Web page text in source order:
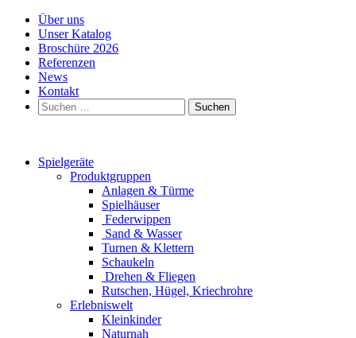
Über uns
Unser Katalog
Broschüre 2026
Referenzen
News
Kontakt
Suchen
nach:
Spielgeräte
Produktgruppen
Anlagen & Türme
Spielhäuser
Federwippen
Sand & Wasser
Turnen & Klettern
Schaukeln
Drehen & Fliegen
Rutschen, Hügel, Kriechrohre
Erlebniswelt
Kleinkinder
Naturnah